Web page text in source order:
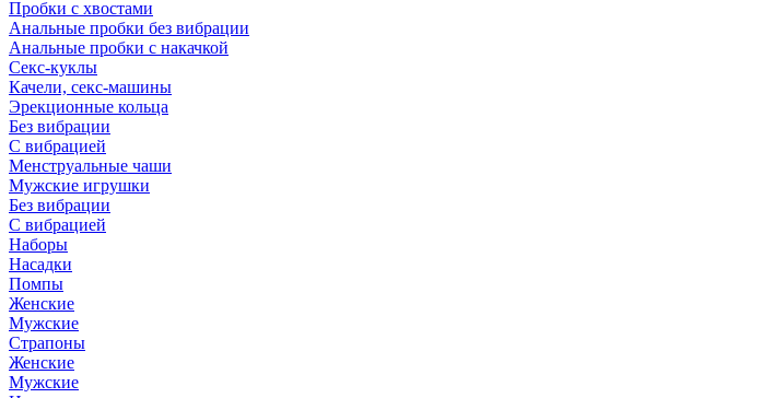
Пробки с хвостами
Анальные пробки без вибрации
Анальные пробки с накачкой
Секс-куклы
Качели, секс-машины
Эрекционные кольца
Без вибрации
С вибрацией
Менструальные чаши
Мужские игрушки
Без вибрации
С вибрацией
Наборы
Насадки
Помпы
Женские
Мужские
Страпоны
Женские
Мужские